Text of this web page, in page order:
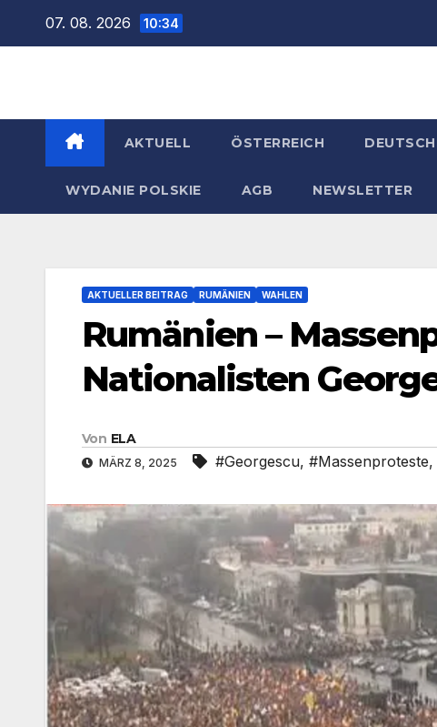
07. 08. 2026 10:34
AKTUELL ÖSTERREICH
WYDANIE POLSKIE AGB NEWSLETTER
AKTUELLER BEITRAG RUMÄNIEN WAHLEN
Rumänien –
Nationalisten
Von ELA
MÄRZ 8, 2025 #Georgescu, #Massenproteste,